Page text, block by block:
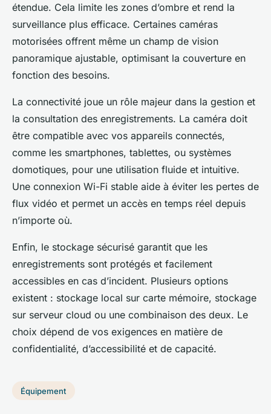
étendue. Cela limite les zones d’ombre et rend la
surveillance plus efficace. Certaines caméras
motorisées offrent même un champ de vision
panoramique ajustable, optimisant la couverture en
fonction des besoins.
La connectivité joue un rôle majeur dans la gestion et
la consultation des enregistrements. La caméra doit
être compatible avec vos appareils connectés,
comme les smartphones, tablettes, ou systèmes
domotiques, pour une utilisation fluide et intuitive.
Une connexion Wi-Fi stable aide à éviter les pertes de
flux vidéo et permet un accès en temps réel depuis
n’importe où.
Enfin, le stockage sécurisé garantit que les
enregistrements sont protégés et facilement
accessibles en cas d’incident. Plusieurs options
existent : stockage local sur carte mémoire, stockage
sur serveur cloud ou une combinaison des deux. Le
choix dépend de vos exigences en matière de
confidentialité, d’accessibilité et de capacité.
Équipement